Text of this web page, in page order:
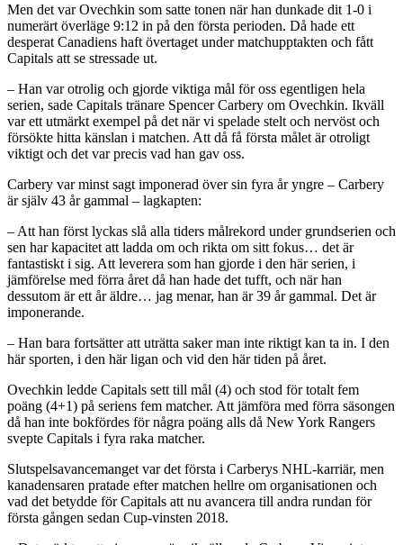
Men det var Ovechkin som satte tonen när han dunkade dit 1-0 i
numerärt överläge 9:12 in på den första perioden. Då hade ett
desperat Canadiens haft övertaget under matchupptakten och fått
Capitals att se stressade ut.
– Han var otrolig och gjorde viktiga mål för oss egentligen hela
serien, sade Capitals tränare Spencer Carbery om Ovechkin. Ikväll
var ett utmärkt exempel på det när vi spelade stelt och nervöst och
försökte hitta känslan i matchen. Att då få första målet är otroligt
viktigt och det var precis vad han gav oss.
Carbery var minst sagt imponerad över sin fyra år yngre – Carbery
är själv 43 år gammal – lagkapten:
– Att han först lyckas slå alla tiders målrekord under grundserien och
sen har kapacitet att ladda om och rikta om sitt fokus… det är
fantastiskt i sig. Att leverera som han gjorde i den här serien, i
jämförelse med förra året då han hade det tufft, och när han
dessutom är ett år äldre… jag menar, han är 39 år gammal. Det är
imponerande.
– Han bara fortsätter att uträtta saker man inte riktigt kan ta in. I den
här sporten, i den här ligan och vid den här tiden på året.
Ovechkin ledde Capitals sett till mål (4) och stod för totalt fem
poäng (4+1) på seriens fem matcher. Att jämföra med förra säsongen
då han inte bokfördes för några poäng alls då New York Rangers
svepte Capitals i fyra raka matcher.
Slutspelsavancemanget var det första i Carberys NHL-karriär, men
kanadensaren pratade efter matchen hellre om organisationen och
vad det betydde för Capitals att nu avancera till andra rundan för
första gången sedan Cup-vinsten 2018.